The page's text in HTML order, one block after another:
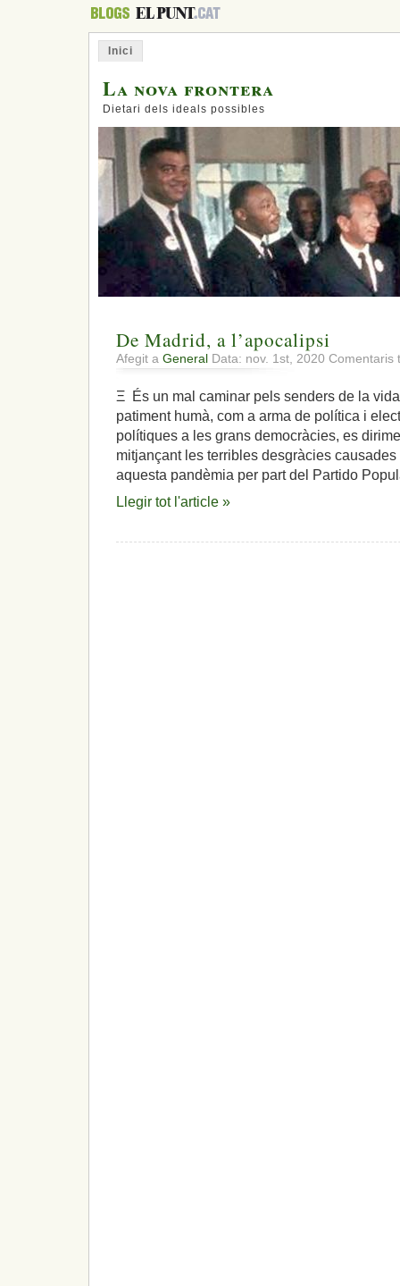
Inici
La nova frontera
Dietari dels ideals possibles
De Madrid, a l’apocalipsi
Afegit a General Data: nov. 1st, 2020 Comentaris
Ξ És un mal caminar pels senders de la
patiment humà, com a arma de política i
polítiques a les grans democràcies, es
mitjançant les terribles desgràcies
aquesta pandèmia per part del Partido
Llegir tot l'article »